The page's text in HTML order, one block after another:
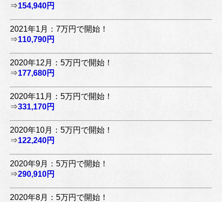
⇒154,940円
2021年1月：7万円で開始！
⇒110,790円
2020年12月：5万円で開始！
⇒177,680円
2020年11月：5万円で開始！
⇒331,170円
2020年10月：5万円で開始！
⇒122,240円
2020年9月：5万円で開始！
⇒290,910円
2020年8月：5万円で開始！